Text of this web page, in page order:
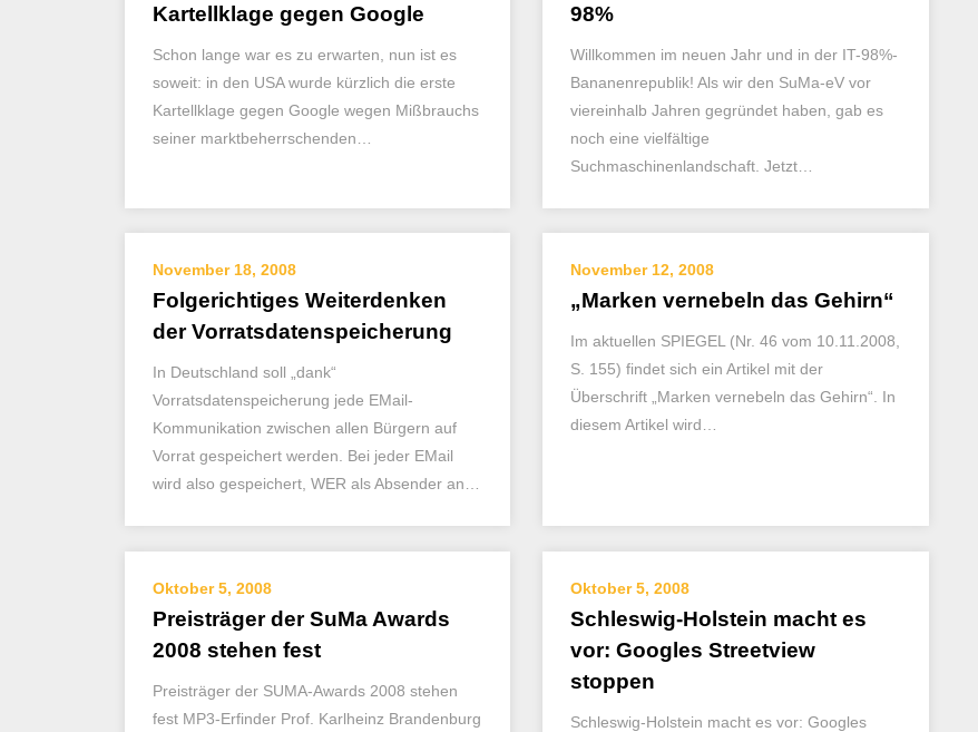
Kartellklage gegen Google
Schon lange war es zu erwarten, nun ist es
soweit: in den USA wurde kürzlich die erste
Kartellklage gegen Google wegen Mißbrauchs
seiner marktbeherrschenden…
98%
Willkommen im neuen Jahr und in der IT-98%-
Bananenrepublik! Als wir den SuMa-eV vor
viereinhalb Jahren gegründet haben, gab es
noch eine vielfältige
Suchmaschinenlandschaft. Jetzt…
November 18, 2008
Folgerichtiges Weiterdenken
der Vorratsdatenspeicherung
In Deutschland soll „dank“
Vorratsdatenspeicherung jede EMail-
Kommunikation zwischen allen Bürgern auf
Vorrat gespeichert werden. Bei jeder EMail
wird also gespeichert, WER als Absender an…
November 12, 2008
„Marken vernebeln das Gehirn“
Im aktuellen SPIEGEL (Nr. 46 vom 10.11.2008,
S. 155) findet sich ein Artikel mit der
Überschrift „Marken vernebeln das Gehirn“. In
diesem Artikel wird…
Oktober 5, 2008
Preisträger der SuMa Awards
2008 stehen fest
Preisträger der SUMA-Awards 2008 stehen
fest MP3-Erfinder Prof. Karlheinz Brandenburg
Oktober 5, 2008
Schleswig-Holstein macht es
vor: Googles Streetview
stoppen
Schleswig-Holstein macht es vor: Googles